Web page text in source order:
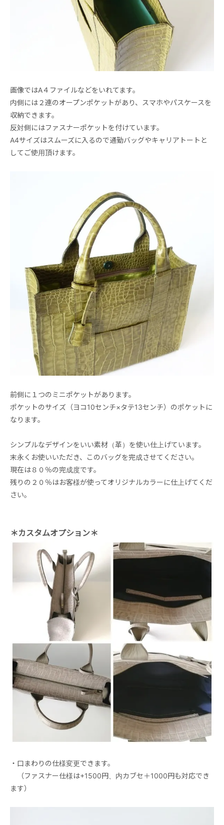
画像ではA４ファイルなどをいれてます。
内側には２連のオープンポケットがあり、スマホやパスケースを
収納できます。
反対側にはファスナーポケットを付けています。
A4サイズはスムーズに入るので通勤バッグやキャリアトートと
してご使用頂けます。
前側に１つのミニポケットがあります。
ポケットのサイズ（ヨコ10センチ×タテ13センチ）のポケットに
なります。
シンプルなデザインをいい素材（革）を使い仕上げています。
末永くお使いいただき、このバッグを完成させてください。
現在は８０％の完成度です。
残りの２０％はお客様が使ってオリジナルカラーに仕上げてくだ
さい。
＊カスタムオプション＊
・口まわりの仕様変更できます。
（ファスナー仕様は+1500円、内カブセ＋1000円も対応でき
ます）